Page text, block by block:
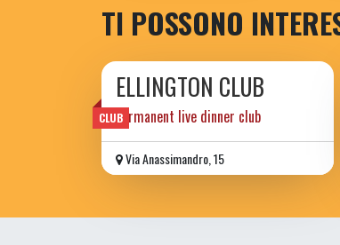
TI POSSONO
CLUB
ELLINGTON CLUB
permanent live dinner club
Via Anassimandro, 15